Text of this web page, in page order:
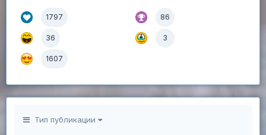
1797 86
36 3
1607
Тип публикации